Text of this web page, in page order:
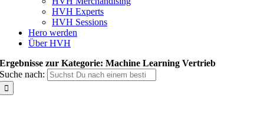
HVH Experts
HVH Sessions
Hero werden
Über HVH
Ergebnisse zur Kategorie: Machine Learning Vertrieb
Suche nach: